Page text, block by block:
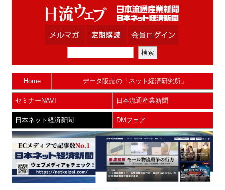
Home データ販売の「ネット経済研究所」
セミナーNAVI 日本流通産業新聞
日本ネット経済新聞 DMフェア